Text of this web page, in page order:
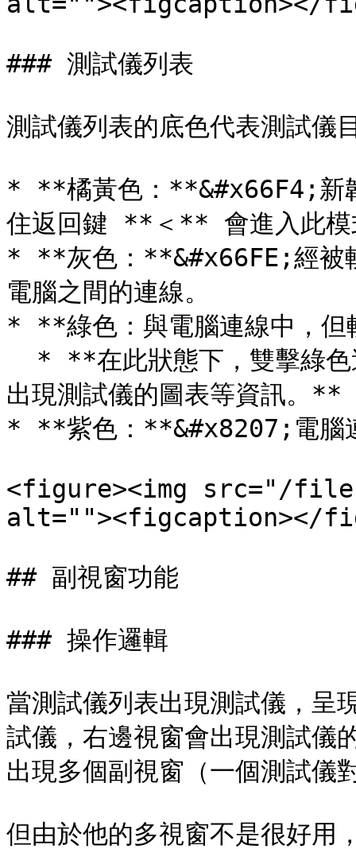
### 測試儀列表
測試儀列表的底色代表測試儀
* **橘黃色：**&#x66F4;新韌
住返回鍵 **＜** 會進入此模
* **灰色：**&#x66FE;經被
電腦之間的連線。
* **綠色：與電腦連線中，但
出現測試儀的圖表等資訊。**
* **紫色：**&#x8207;電腦
<figure><img src="/
alt=""><figcaption></
## 副視窗功能
### 操作邏輯
當測試儀列表出現測試儀，呈
試儀，右邊視窗會出現測試儀
出現多個副視窗（一個測試儀
但由於他的多視窗不是很好用